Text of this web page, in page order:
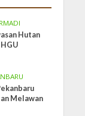
Hutan
Melawan